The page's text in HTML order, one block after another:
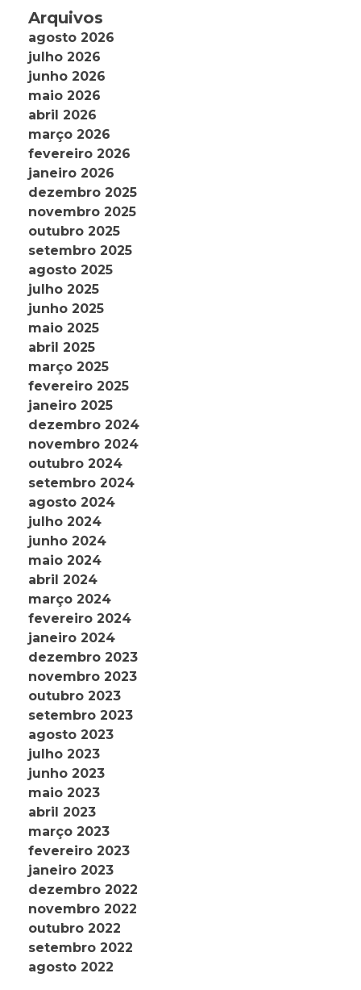
Arquivos
agosto 2026
julho 2026
junho 2026
maio 2026
abril 2026
março 2026
fevereiro 2026
janeiro 2026
dezembro 2025
novembro 2025
outubro 2025
setembro 2025
agosto 2025
julho 2025
junho 2025
maio 2025
abril 2025
março 2025
fevereiro 2025
janeiro 2025
dezembro 2024
novembro 2024
outubro 2024
setembro 2024
agosto 2024
julho 2024
junho 2024
maio 2024
abril 2024
março 2024
fevereiro 2024
janeiro 2024
dezembro 2023
novembro 2023
outubro 2023
setembro 2023
agosto 2023
julho 2023
junho 2023
maio 2023
abril 2023
março 2023
fevereiro 2023
janeiro 2023
dezembro 2022
novembro 2022
outubro 2022
setembro 2022
agosto 2022